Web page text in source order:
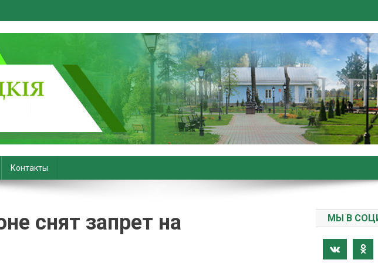
Новости Хойник. Районная газета
Контакты
снят запрет на
МЫ В